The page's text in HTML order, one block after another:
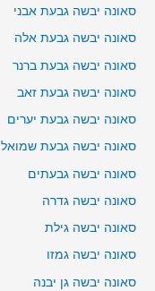
סאונה יבשה גבעת אבני
סאונה יבשה גבעת אלה
סאונה יבשה גבעת ברנר
סאונה יבשה גבעת זאב
סאונה יבשה גבעת יערים
סאונה יבשה גבעת שמואל
סאונה יבשה גבעתים
סאונה יבשה גדרה
סאונה יבשה גילת
סאונה יבשה גמזו
סאונה יבשה גן יבנה